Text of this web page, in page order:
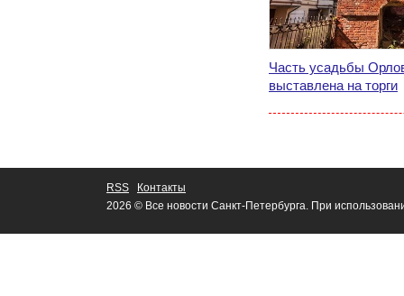
Часть усадьбы
выставлена на торги
RSS
Контакты
2026 © Все новости Санкт-Петербурга. При